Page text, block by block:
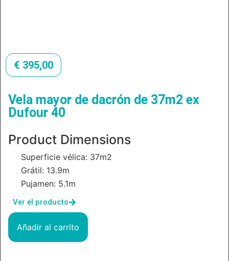
€ 395,00
Vela mayor de dacrón de 37m2 ex
Dufour 40
Product Dimensions
Superficie vélica: 37m2
Grátil: 13.9m
Pujamen: 5.1m
Ver el producto
Añadir al carrito